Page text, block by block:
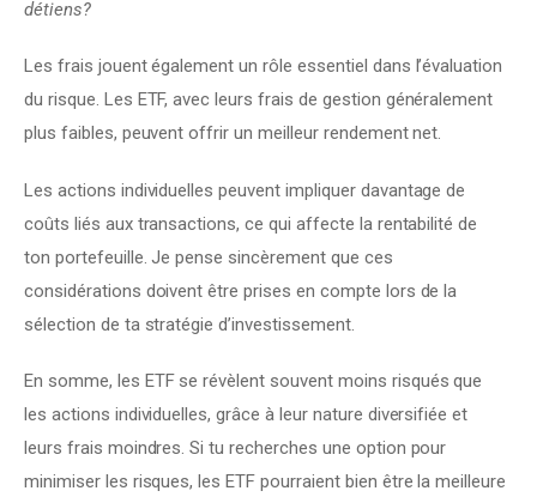
détiens?
Les frais jouent également un rôle essentiel dans l’évaluation
du risque. Les ETF, avec leurs frais de gestion généralement
plus faibles, peuvent offrir un meilleur rendement net.
Les actions individuelles peuvent impliquer davantage de
coûts liés aux transactions, ce qui affecte la rentabilité de
ton portefeuille. Je pense sincèrement que ces
considérations doivent être prises en compte lors de la
sélection de ta stratégie d’investissement.
En somme, les ETF se révèlent souvent moins risqués que
les actions individuelles, grâce à leur nature diversifiée et
leurs frais moindres. Si tu recherches une option pour
minimiser les risques, les ETF pourraient bien être la meilleure